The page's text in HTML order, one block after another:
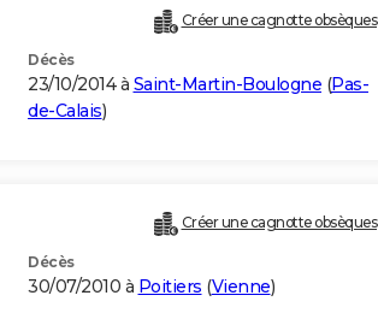
Créer une cagnotte obsèques
Décès
23/10/2014 à Saint-Martin-Boulogne (Pas-
de-Calais)
Créer une cagnotte obsèques
Décès
30/07/2010 à Poitiers (Vienne)